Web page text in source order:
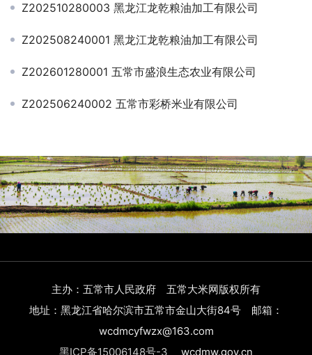
Z202510280003 黑龙江龙乾粮油加工有限公司
Z202508240001 黑龙江龙乾粮油加工有限公司
Z202601280001 五常市盛浪生态农业有限公司
Z202506240002 五常市彩桥米业有限公司
主办：五常市人民政府 五常大米网版权所有
地址：黑龙江省哈尔滨市五常市金山大街84号 邮箱：
wcdmcyfwzx@163.com
黑ICP备15006148号-3 wcdmw.gov.cn